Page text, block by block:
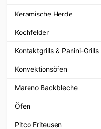
Keramische Herde
Kochfelder
Kontaktgrills & Panini-Grills
Konvektionsöfen
Mareno Backbleche
Öfen
Pitco Friteusen